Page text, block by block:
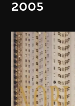
2005